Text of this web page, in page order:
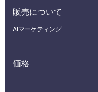
販売について
AIマーケティング
価格